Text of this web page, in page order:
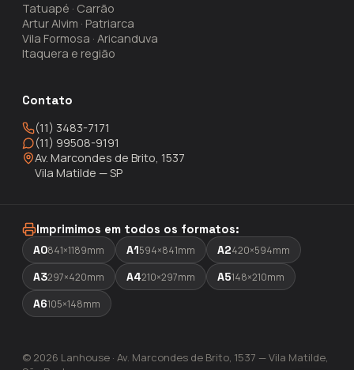
Tatuapé · Carrão
Artur Alvim · Patriarca
Vila Formosa · Aricanduva
Itaquera e região
Contato
(11) 3483-7171
(11) 99508-9191
Av. Marcondes de Brito, 1537
Vila Matilde — SP
Imprimimos em todos os formatos:
A0841×1189mm A1594×841mm A2420×594mm
A3297×420mm A4210×297mm A5148×210mm
A6105×148mm
© 2026 Lanhouse · Av. Marcondes de Brito, 1537 — Vila Matilde,